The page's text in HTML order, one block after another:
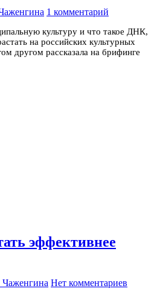
1 комментарий
культуру и что такое ДНК,
на российских культурных
другом рассказала на брифинге
эффективнее
Чаженгина Нет комментариев